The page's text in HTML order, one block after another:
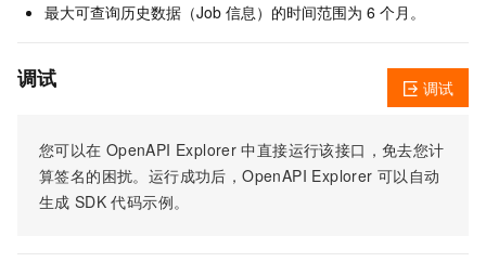
最大可查询历史数据（Job 信息）的时间范围为 6 个月。
调试
您可以在 OpenAPI Explorer 中直接运行该接口，免去您计
算签名的困扰。运行成功后，OpenAPI Explorer 可以自动
生成 SDK 代码示例。
调试